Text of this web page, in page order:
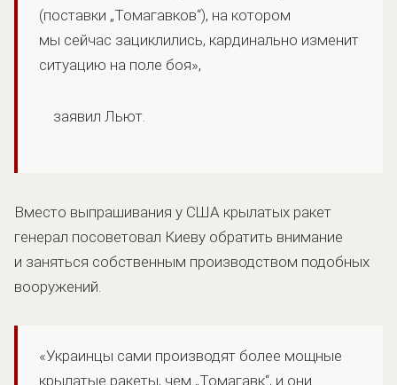
(поставки „Томагавков“), на котором
мы сейчас зациклились, кардинально изменит
ситуацию на поле боя»,
заявил Льют.
Вместо выпрашивания у США крылатых ракет
генерал посоветовал Киеву обратить внимание
и заняться собственным производством подобных
вооружений.
«Украинцы сами производят более мощные
крылатые ракеты, чем „Томагавк“, и они